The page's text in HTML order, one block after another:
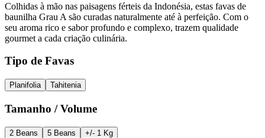
Colhidas à mão nas paisagens férteis da Indonésia, estas favas de
baunilha Grau A são curadas naturalmente até à perfeição. Com o
seu aroma rico e sabor profundo e complexo, trazem qualidade
gourmet a cada criação culinária.
Tipo de Favas
Planifolia Tahitenia
Tamanho / Volume
2 Beans 5 Beans +/- 1 Kg